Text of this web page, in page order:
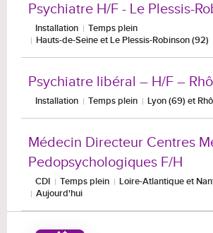
Psychiatre H/F - Le Plessis-
Installation
Temps plein
Hauts-de-Seine et Le Plessis-Robinson (92)
Psychiatre libéral – H/F –
Installation Temps plein Lyon (69) et
Médecin Directeur Centres
Pedopsychologiques F/H
CDI Temps plein
Loire-Atlantique et
Aujourd'hui